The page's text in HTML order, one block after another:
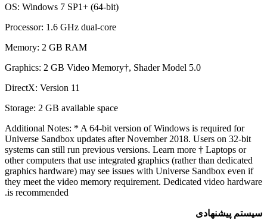
OS: Windows 7 SP1+ (64-bit)
Processor: 1.6 GHz dual-core
Memory: 2 GB RAM
Graphics: 2 GB Video Memory†, Shader Model 5.0
DirectX: Version 11
Storage: 2 GB available space
Additional Notes: * A 64-bit version of Windows is required for
Universe Sandbox updates after November 2018. Users on 32-bit
systems can still run previous versions. Learn more † Laptops or
other computers that use integrated graphics (rather than dedicated
graphics hardware) may see issues with Universe Sandbox even if
they meet the video memory requirement. Dedicated video
is recommended.
پیشنهادی